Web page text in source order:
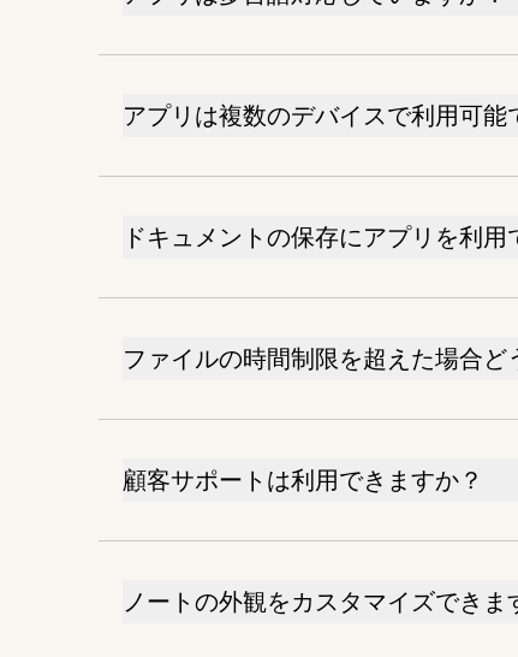
アプリは複数のデバイスで利用可能
ドキュメントの保存にアプリを利用
ファイルの時間制限を超えた場合ど
顧客サポートは利用できますか？
ノートの外観をカスタマイズできま